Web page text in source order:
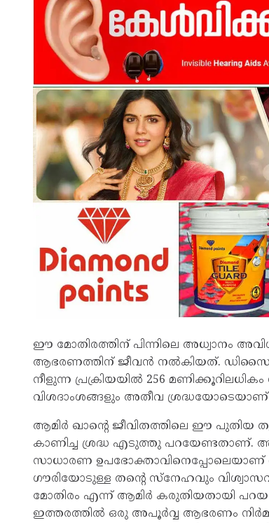
ഈ മോതിരത്തിന് പിന്നിലെ അധ്വാനം
ആഭരണത്തിന് ജീവൻ നൽകിയത്.
നീളുന്ന പ്രക്രിയയിൽ 256
വിശദാംശങ്ങളും അതീവ
ആമിർ ഖാന്റെ ജീവിതത്തിലെ ഈ
കാണിച്ച ശ്രദ്ധ എടുത്തു പറയേണ്ടതാണ്.
സാധാരണ
ഗൗരിയോടുള്ള തന്റെ സ്നേഹവും
മോതിരം എന്ന് ആമിർ കരുതിയതായി
ഇത്തരത്തിൽ ഒരു അപൂർവ്വ ആഭരണം